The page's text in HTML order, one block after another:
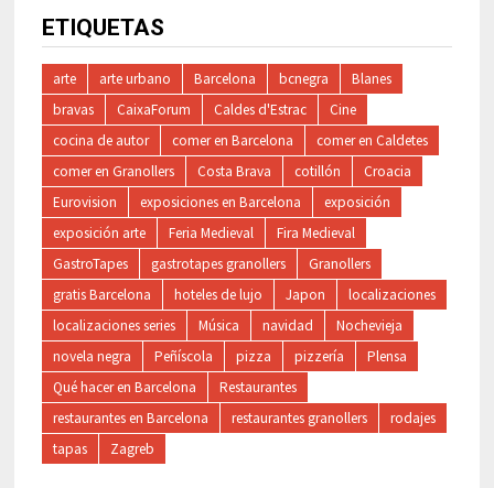
ETIQUETAS
arte arte urbano Barcelona bcnegra
Blanes
bravas
CaixaForum Caldes d'Estrac
Cine
cocina de autor
comer en Barcelona
comer en Caldetes
comer en Granollers
Costa Brava cotillón
Croacia
Eurovision
exposiciones en Barcelona
exposición
exposición arte
Feria Medieval
Fira Medieval
GastroTapes
gastrotapes granollers
Granollers
gratis Barcelona
hoteles de lujo Japon
localizaciones
localizaciones series
Música navidad
Nochevieja
novela negra
Peñíscola pizza pizzería
Plensa
Qué hacer en Barcelona
Restaurantes
restaurantes en Barcelona
restaurantes granollers
rodajes
tapas
Zagreb